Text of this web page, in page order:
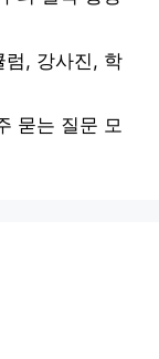
럼, 강사진, 학
묻는 질문 모